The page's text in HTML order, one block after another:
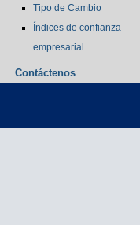
Tipo de Cambio
Índices de confianza
empresarial
Contáctenos